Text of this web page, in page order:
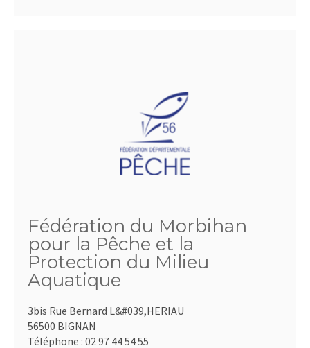
Fédération du Morbihan
pour la Pêche et la
Protection du Milieu
Aquatique
3bis Rue Bernard L&#039,HERIAU
56500 BIGNAN
Téléphone : 02 97 44 54 55